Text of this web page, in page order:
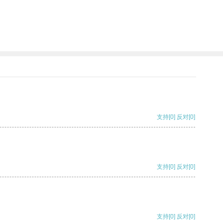
支持[0] 反对[0]
支持[0] 反对[0]
支持[0] 反对[0]